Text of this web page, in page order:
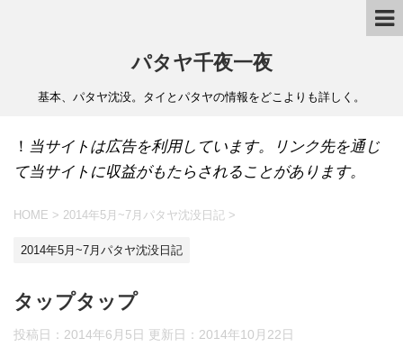
パタヤ千夜一夜
基本、パタヤ沈没。タイとパタヤの情報をどこよりも詳しく。
！ 当サイトは広告を利用しています。リンク先を通じ
て当サイトに収益がもたらされることがあります。
HOME > 2014年5月~7月パタヤ沈没日記 >
2014年5月~7月パタヤ沈没日記
タップタップ
投稿日：2014年6月5日 更新日： 2014年10月22日